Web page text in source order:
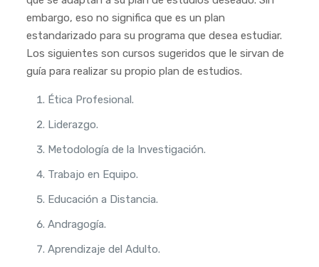
embargo, eso no significa que es un plan
estandarizado para su programa que desea estudiar.
Los siguientes son cursos sugeridos que le sirvan de
guía para realizar su propio plan de estudios.
Ética Profesional.
Liderazgo.
Metodología de la Investigación.
Trabajo en Equipo.
Educación a Distancia.
Andragogía.
Aprendizaje del Adulto.